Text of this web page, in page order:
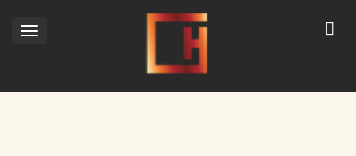
Toggle